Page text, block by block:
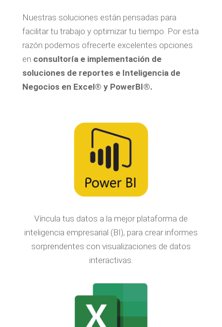
Nuestras soluciones están pensadas para
facilitar tu trabajo y optimizar tu tiempo. Por esta
razón podemos ofrecerte excelentes opciones
en consultoría e implementación de
soluciones de reportes e Inteligencia de
Negocios en Excel® y PowerBI®.
Víncula tus datos a la mejor plataforma de
inteligencia empresarial (BI), para crear informes
sorprendentes con visualizaciones de datos
interactivas.